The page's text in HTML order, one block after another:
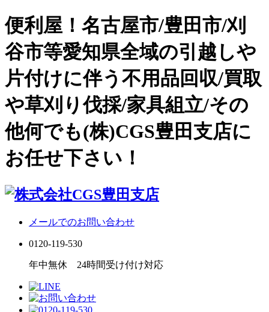
便利屋！名古屋市/豊田市/刈
谷市等愛知県全域の引越しや
片付けに伴う不用品回収/買取
や草刈り伐採/家具組立/その
他何でも(株)CGS豊田支店に
お任せ下さい！
メールでのお問い合わせ
0120-119-530
年中無休 24時間受け付け対応